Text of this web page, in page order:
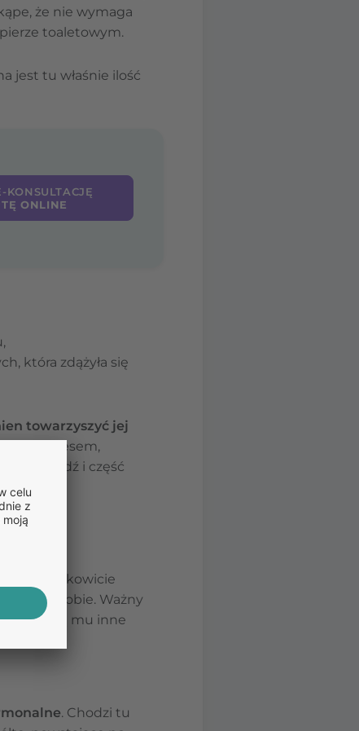
że nie wymaga
toaletowym.
jest tu właśnie ilość
KONSULTACJĘ
ONLINE
która zdążyła się
towarzyszyć jej
okresem,
zapowiedź i część
– od całkowicie
o chorobie. Ważny
mu inne
. Chodzi tu